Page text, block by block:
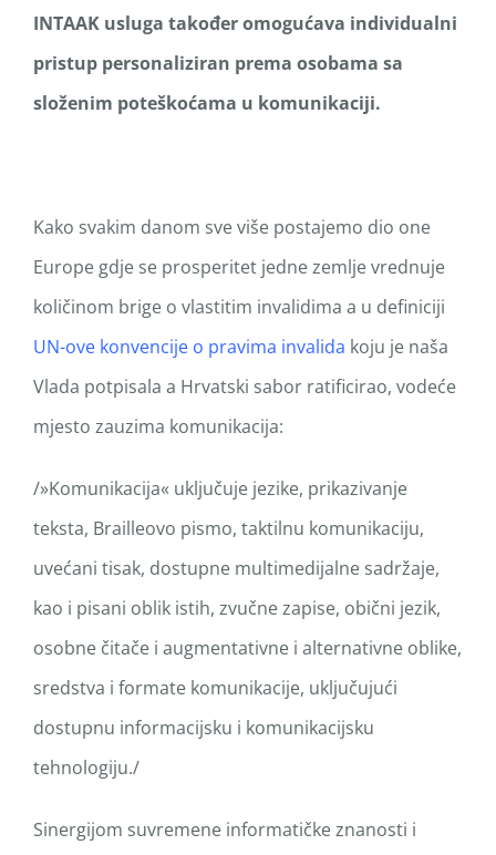
INTAAK usluga takođeromogućava individualni
pristup personaliziran prema osobama sa
složenim poteškoćama u komunikaciji.
Kako svakim danom sve više postajemo dio one
Europe gdje se prosperitet jedne zemlje vrednuje
količinom brige o vlastitim invalidima a u definiciji
UN-ove konvencije o pravima invalida koju je naša
Vlada potpisala a Hrvatski sabor ratificirao, vodeće
mjesto zauzima komunikacija:
/»Komunikacija« uključuje jezike, prikazivanje
teksta, Brailleovo pismo, taktilnu komunikaciju,
uvećani tisak, dostupne multimedijalne sadržaje,
kao i pisani oblik istih, zvučne zapise, obični jezik,
osobne čitače i augmentativne i alternativne oblike,
sredstva i formate komunikacije, uključujući
dostupnu informacijsku i komunikacijsku
tehnologiju./
Sinergijom suvremene informatičke znanosti i